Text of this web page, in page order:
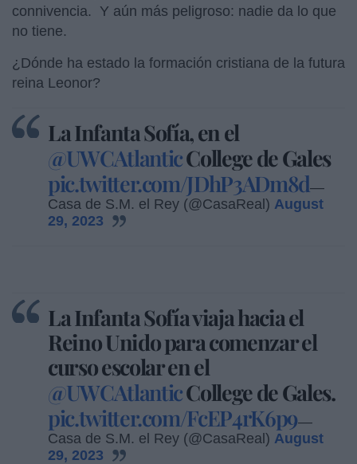
connivencia. Y aún más peligroso: nadie da lo que
no tiene.
¿Dónde ha estado la formación cristiana de la futura
reina Leonor?
La Infanta Sofía, en el
@UWCAtlanticCollege de Gales
pic.twitter.com/JDhP3ADm8d—
Casa de S.M. el Rey (@CasaReal) August
29, 2023
La Infanta Sofía viaja hacia el
Reino Unido para comenzar el
curso escolar en el
@UWCAtlanticCollege de Gales.
pic.twitter.com/FcEP4rK6p9—
Casa de S.M. el Rey (@CasaReal) August
29, 2023